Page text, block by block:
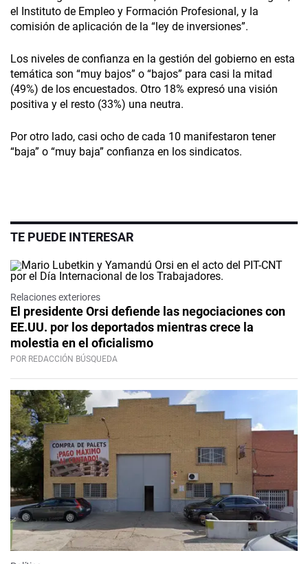
el Instituto de Empleo y Formación Profesional, y la
comisión de aplicación de la “ley de inversiones”.
Los niveles de confianza en la gestión del gobierno en esta
temática son “muy bajos” o “bajos” para casi la mitad
(49%) de los encuestados. Otro 18% expresó una visión
positiva y el resto (33%) una neutra.
Por otro lado, casi ocho de cada 10 manifestaron tener
“baja” o “muy baja” confianza en los sindicatos.
TE PUEDE INTERESAR
Relaciones exteriores
El presidente Orsi defiende las negociaciones con
EE.UU. por los deportados mientras crece la
molestia en el oficialismo
POR REDACCIÓN BÚSQUEDA